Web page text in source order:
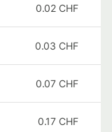
0.02 CHF
0.03 CHF
0.07 CHF
0.17 CHF